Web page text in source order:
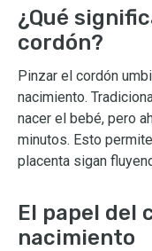
¿Qué
cordón?
Pinzar el cordón
nacimiento.
nacer el bebé, pero
minutos. Esto
placenta sigan
El papel del
nacimiento